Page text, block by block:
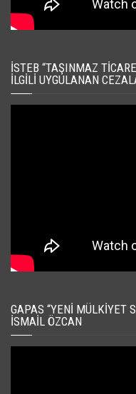
İSTEB “TAŞINMAZ
İLGILI UYGULANAN
GAPAS “YENI MÜLKIYET
İSMAIL ÖZCAN